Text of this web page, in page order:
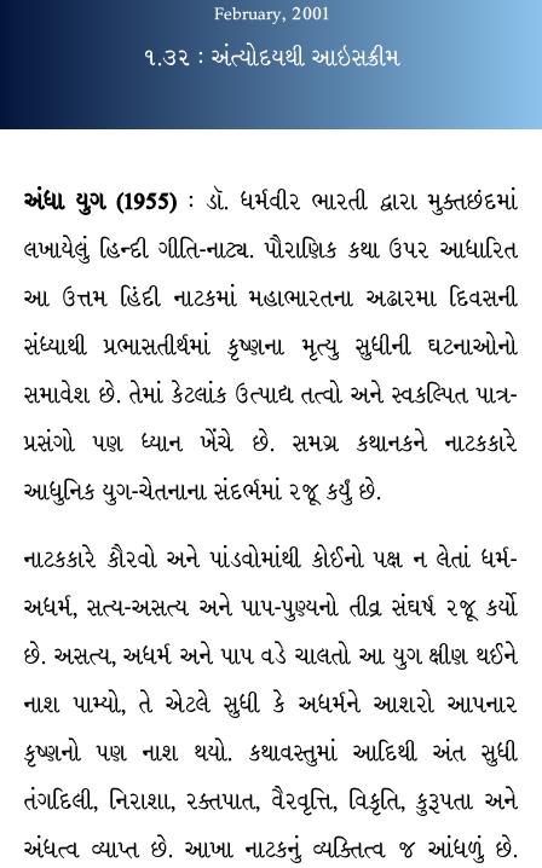
February, 2001
૧.૩૨ : અંત્યોદયથી આઇસક્રીમ
અંધા યુગ (1955) : ડૉ. ધર્મવીર ભારતી દ્વારા મુક્તછંદમાં
લખાયેલું હિન્દી ગીતિ-નાટ્ય. પૌરાણિક કથા ઉપર આધારિત
આ ઉત્તમ હિંદી નાટકમાં મહાભારતના અઢારમા દિવસની
સંધ્યાથી પ્રભાસતીર્થમાં કૃષ્ણના મૃત્યુ સુધીની ઘટનાઓનો
સમાવેશ છે. તેમાં કેટલાંક ઉત્પાદ્ય તત્વો અને સ્વકલ્પિત પાત્ર-
પ્રસંગો પણ ધ્યાન ખેંચે છે. સમગ્ર કથાનકને નાટકકારે
આધુનિક યુગ-ચેતનાના સંદર્ભમાં રજૂ કર્યું છે.
નાટકકારે કૌરવો અને પાંડવોમાંથી કોઈનો પક્ષ ન લેતાં ધર્મ-
અધર્મ, સત્ય-અસત્ય અને પાપ-પુણ્યનો તીવ્ર સંઘર્ષ રજૂ કર્યો
છે. અસત્ય, અધર્મ અને પાપ વડે ચાલતો આ યુગ ક્ષીણ થઈને
નાશ પામ્યો, તે એટલે સુધી કે અધર્મને આશરો આપનાર
કૃષ્ણનો પણ નાશ થયો. કથાવસ્તુમાં આદિથી અંત સુધી
તંગદિલી, નિરાશા, રક્તપાત, વૈરવૃત્તિ, વિકૃતિ, કુરૂપતા અને
અંધત્વ વ્યાપ્ત છે. આખા નાટકનું વ્યક્તિત્વ જ આંધળું છે.